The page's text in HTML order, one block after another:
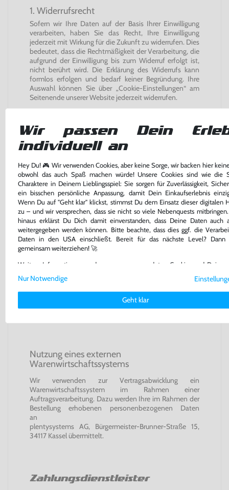
1. Widerrufsrecht
Sofern wir Ihre Daten auf der Basis Ihrer Einwilligung
verarbeiten, haben Sie das Recht, Ihre Einwilligung
jederzeit mit Wirkung für die Zukunft zu widerrufen. Dies
bedeutet, dass die Rechtmäßigkeit der Verarbeitung, die
aufgrund der Einwilligung bis zum Widerruf erfolgt ist,
nicht berührt wird. Die Erklärung des Widerrufs kann
formlos erfolgen und bedarf keiner Begründung. Ihre
Auswahl können Sie über „Cookie-Einstellungen“ am
Seitenende unserer Website jederzeit widerrufen.
https://recova.ai/de/datenschutzerklaerung.
Versanddienstleister
Weitergabe der E-Mail-Adresse an
Versandunternehmen zur Information über
den Versandstatus
Wir geben Ihre E-Mail-Adresse im Rahmen der
Vertragsabwicklung an das Transportunternehmen
weiter, sofern Sie dem ausdrücklich im Bestellvorgang
zugestimmt haben. Die Weitergabe dient dem Zweck,
Die Verarbeitung erfolgt auf Grundlage des Art. 6 Abs. 1
lit. a DSGVO mit Ihrer Einwilligung. Sie können die
Einwilligung jederzeit durch Mitteilung an uns oder das
Transportunternehmen widerrufen, ohne dass die
Rechtmäßigkeit der aufgrund der Einwilligung bis zum
Widerruf erfolgten Verarbeitung berührt wird.
Nutzung eines externen
Warenwirtschaftssystems
Wir verwenden zur Vertragsabwicklung ein
Warenwirtschaftssystem im Rahmen einer
Auftragsverarbeitung. Dazu werden Ihre im Rahmen der
Bestellung erhobenen personenbezogenen Daten
an
plentysystems AG, Bürgermeister-Brunner-Straße 15,
34117 Kassel übermittelt.
Zahlungsdienstleister
Wir passen Dein
individuell an
Hey Du! 🎮 Wir verwenden Cookies, aber keine Sorge, wir backen hier
obwohl das auch Spaß machen würde! Unsere Cookies sind wie die
Charaktere in Deinem Lieblingsspiel: Sie sorgen für Zuverlässigkeit,
ein bisschen persönliche Anpassung, damit Dein Einkaufserlebnis
Wenn Du auf "Geht klar" klickst, stimmst Du dem Einsatz dieser digitalen
zu – und wir versprechen, dass sie nicht so viele Nebenquests
hinaus erklärst Du Dich damit einverstanden, dass Deine Daten auch
weitergegeben werden können. Bitte beachte, dass dies ggf. die
Daten in den USA einschließt. Bereit für das nächste Level? Dann
gemeinsam weiterziehen! 🚀
Weitere Informationen zu den von uns verwendeten Cookies und Deinen
als Nutzer findest Du in unserer
Geht klar
Nur Notwendige